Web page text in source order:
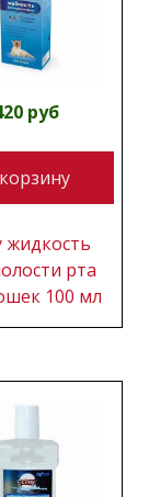
руб
жидкость
рта
100 мл